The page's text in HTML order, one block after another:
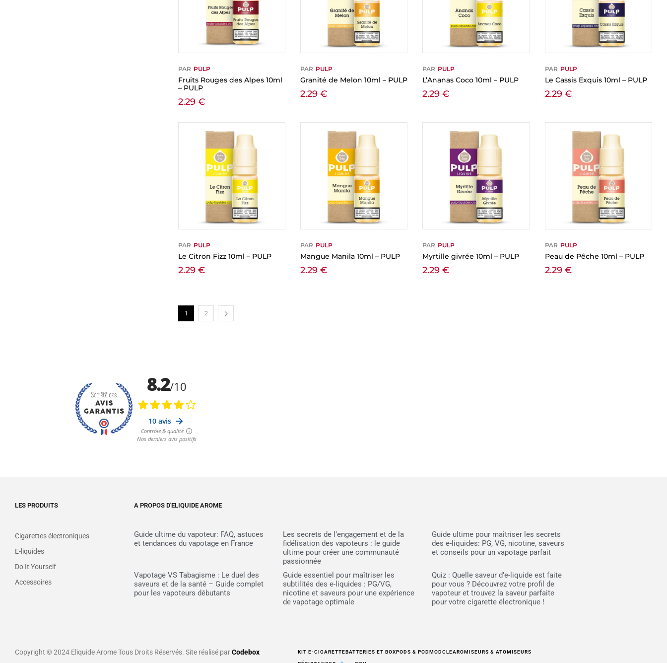
PAR PULP
Fruits Rouges des Alpes 10ml
– PULP
2.29 €
PAR PULP
Granité de Melon 10ml – PULP
2.29 €
PAR PULP
L’Ananas Coco 10ml – PULP
2.29€
PAR PULP
Le Cassis Exquis 10ml – PULP
2.29 €
PAR PULP
Le Citron Fizz 10ml – PULP
2.29 €
PAR PULP
Mangue Manila 10ml – PULP
2.29 €
PAR PULP
Myrtille givrée 10ml – PULP
2.29€
PAR PULP
Peau de Pêche 10ml – PULP
2.29 €
1 2
LES PRODUITS
Cigarettes électroniques
E-liquides
Do It Yourself
Accessoires
A PROPOS D'ELIQUIDE AROME
Guide ultime du vapoteur: FAQ, astuces
et tendances du vapotage en France
Les secrets de l’engagement et de la
fidélisation des vapoteurs : le guide
ultime pour créer une communauté
passionnée
Guide ultime pour maîtriser les secrets
des e-liquides: PG, VG, nicotine, saveurs
et conseils pour un vapotage parfait
Vapotage VS Tabagisme : Le duel des
saveurs et de la santé – Guide complet
pour les vapoteurs débutants
Guide essentiel pour maîtriser les
subtilités des e-liquides : PG/VG,
nicotine et saveurs pour une expérience
de vapotage optimale
Quiz : Quelle saveur d’e-liquide est faite
pour vous ? Découvrez votre profil de
vapoteur et trouvez la saveur parfaite
pour votre cigarette électronique !
Copyright © 2024 Eliquide Arome Tous Droits Réservés. Site réalisé parCodebox KIT E-CIGARETTEBATTERIES ET BOXPODS & PODMODCLEAROMISEURS & ATOMISEURS